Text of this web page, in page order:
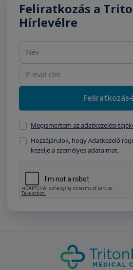
Feliratkozás a
Hírlevélre
Név
E-mail cím
Feliratkozás
Megismertem az adatkezelési
Hozzájárulok, hogy Adatkezelő
kezelje a személyes adataimat.